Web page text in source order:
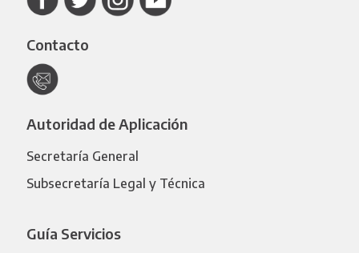
Contacto
Autoridad de Aplicación
Secretaría General
Subsecretaría Legal y Técnica
Guía Servicios